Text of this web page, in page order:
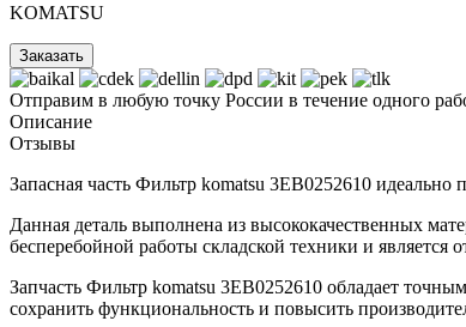
KOMATSU
Заказать
Отправим в любую точку России в течение одного
Описание
Отзывы
Запасная часть Фильтр komatsu 3EB0252610 идеально
Данная деталь выполнена из высококачественных
бесперебойной работы складской техники и
Запчасть Фильтр komatsu 3EB0252610 обладает
сохранить функциональность и повысить